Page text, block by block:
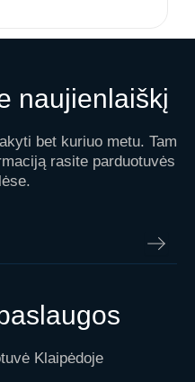
naujienlaiškį
bet kuriuo metu. Tam
rasite parduotuvės
Klaipėdoje